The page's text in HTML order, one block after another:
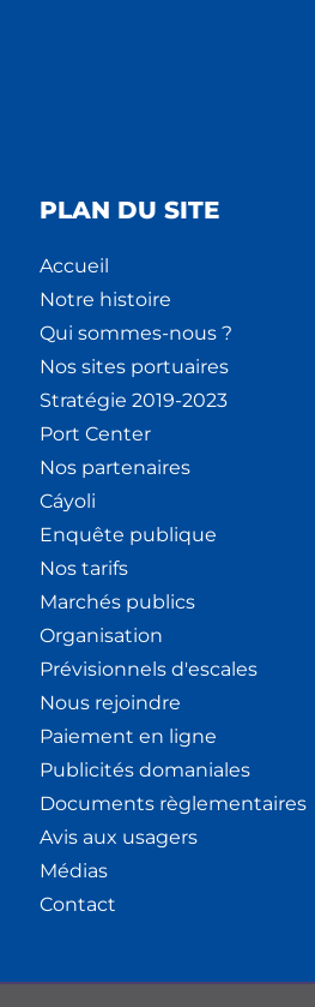
PLAN DU SITE
Accueil
Notre histoire
Qui sommes-nous ?
Nos sites portuaires
Stratégie 2019-2023
Port Center
Nos partenaires
Cáyoli
Enquête publique
Nos tarifs
Marchés publics
Organisation
Prévisionnels d'escales
Nous rejoindre
Paiement en ligne
Publicités domaniales
Documents règlementaires
Avis aux usagers
Médias
Contact